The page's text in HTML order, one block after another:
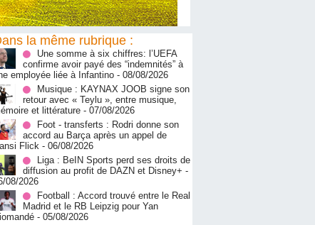
la même rubrique :
Une somme à six chiffres: l’UEFA
confirme avoir payé des “indemnités” à
employée liée à Infantino - 08/08/2026
Musique : KAYNAX JOOB signe son
retour avec « Teylu », entre musique,
et littérature - 07/08/2026
Foot - transferts : Rodri donne son
accord au Barça après un appel de
Flick - 06/08/2026
Liga : BeIN Sports perd ses droits de
diffusion au profit de DAZN et Disney+ -
08/2026
Football : Accord trouvé entre le Real
Madrid et le RB Leipzig pour Yan
- 05/08/2026